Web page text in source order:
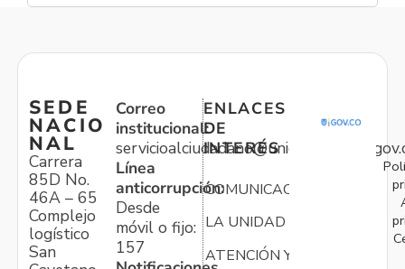
SEDE
NACIO
NAL
Carrera
85D No.
46A – 65
Complejo
logístico
San
Correo
institucional:
Línea
anticorrupción:
Desde
móvil o fijo:
157
ENLACES
DE
INTERÉS
COMUNICACIONES
LA UNIDAD
ATENCIÓN Y